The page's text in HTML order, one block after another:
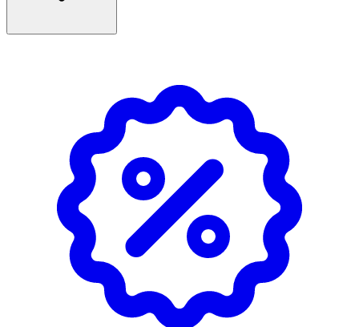
hudtyper, även känslig hud. Produkten är dermatologiskt
- SPF 50+ – mycket högt solskydd för ansikte, hals och
dekolletage
- Med LUMINOUS630® – utvecklad för att minska
synligheten av pigmentfläckar
- Innehåller hyaluronsyra och E-vitamin
- Lätt, snabbt absorberande och icke-kladdig formula
- Passar alla hudtyper, även känslig hud
- Fri från Octocrylene, Octinoxate och Oxybenzone